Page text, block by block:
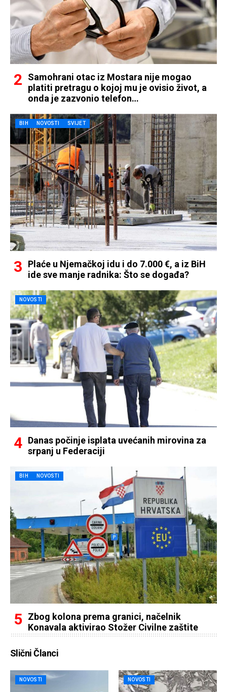
Samohrani otac iz Mostara nije mogao
platiti pretragu o kojoj mu je ovisio život, a
onda je zazvonio telefon…
BIH NOVOSTI SVIJET
Plaće u Njemačkoj idu i do 7.000 €, a iz BiH
ide sve manje radnika: Što se događa?
NOVOSTI
Danas počinje isplata uvećanih mirovina za
srpanj u Federaciji
BIH NOVOSTI
Zbog kolona prema granici, načelnik
Konavala aktivirao Stožer Civilne zaštite
Slični Članci
NOVOSTI NOVOSTI